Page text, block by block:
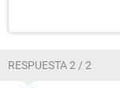
RESPUESTA 2 / 2